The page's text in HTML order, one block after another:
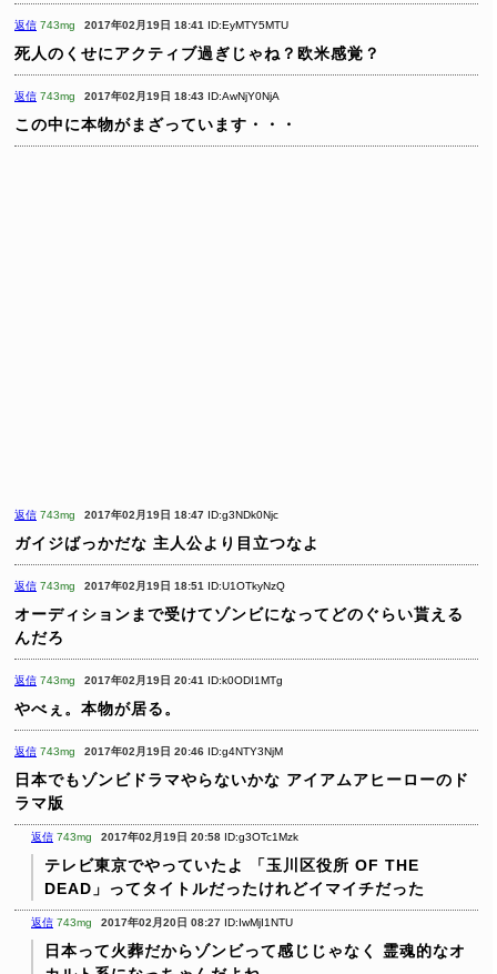
返信 743mg 2017年02月19日 18:41 ID:EyMTY5MTU
死人のくせにアクティブ過ぎじゃね？欧米感覚？
返信 743mg 2017年02月19日 18:43 ID:AwNjY0NjA
この中に本物がまざっています・・・
返信 743mg 2017年02月19日 18:47 ID:g3NDk0Njc
ガイジばっかだな 主人公より目立つなよ
返信 743mg 2017年02月19日 18:51 ID:U1OTkyNzQ
オーディションまで受けてゾンビになってどのぐらい貰える
んだろ
返信 743mg 2017年02月19日 20:41 ID:k0ODI1MTg
やべぇ。本物が居る。
返信 743mg 2017年02月19日 20:46 ID:g4NTY3NjM
日本でもゾンビドラマやらないかな アイアムアヒーローのド
ラマ版
返信 743mg 2017年02月19日 20:58 ID:g3OTc1Mzk
テレビ東京でやっていたよ
「玉川区役所 OF THE
DEAD」ってタイトルだったけれどイマイチだった
返信 743mg 2017年02月20日 08:27 ID:IwMjI1NTU
日本って火葬だからゾンビって感じじゃなく
霊魂的なオ